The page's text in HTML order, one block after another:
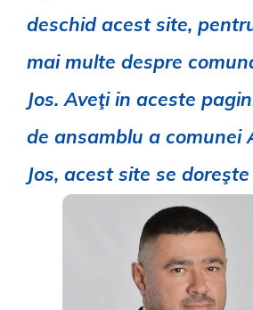
deschid acest site,
mai multe despre
Jos. Aveţi in aceste
de ansamblu a comunei
Jos, acest site se doreşte